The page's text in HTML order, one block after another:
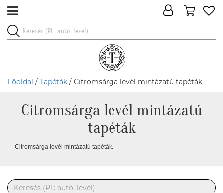
Főoldal / Tapéták / Citromsárga levél mintázatú tapéták
Citromsárga levél mintázatú
tapéták
Citromsárga levél mintázatú tapéták.